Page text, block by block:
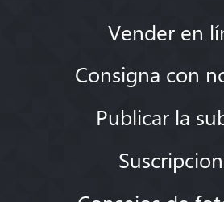
Vender en
Consigna con
Publicar la